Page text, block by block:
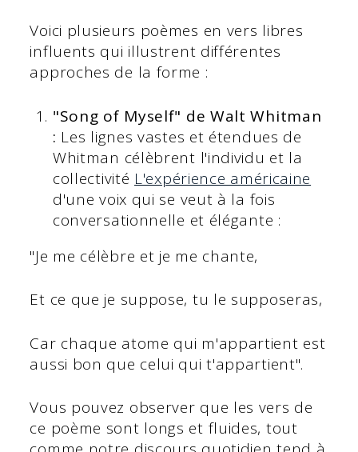
Voici plusieurs poèmes en vers libres
influents qui illustrent différentes
approches de la forme :
"Song of Myself" de Walt Whitman
: Les lignes vastes et étendues de
Whitman célèbrent l'individu et la
collectivité L'expérience américaine
d'une voix qui se veut à la fois
conversationnelle et élégante :
"Je me célèbre et je me chante,
Et ce que je suppose, tu le supposeras,
Car chaque atome qui m'appartient est
aussi bon que celui qui t'appartient".
Vous pouvez observer que les vers de
ce poème sont longs et fluides, tout